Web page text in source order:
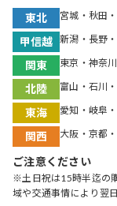
東北 宮城・秋田
甲信越 新潟・長野
関東 東京・神奈
北陸 富山・石川
東海 愛知・岐阜
関西 大阪・京都
ご注意ください
※土日祝は15時半迄の
域や交通事情により翌